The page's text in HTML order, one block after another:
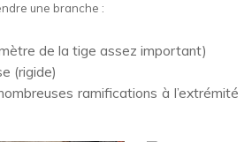
une branche :
de la tige assez important)
(rigide)
ramifications à l’extrémité